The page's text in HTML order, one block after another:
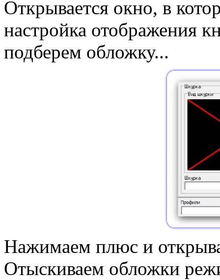
Открывается окно, в
настройка отображения
подберем обложку...
Нажимаем плюс и
Отыскиваем обложки